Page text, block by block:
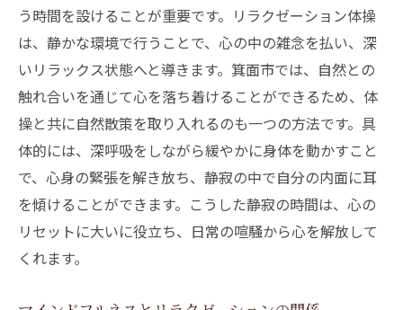
う時間を設けることが重要です。リラクゼーション体操
は、静かな環境で行うことで、心の中の雑念を払い、深
いリラックス状態へと導きます。箕面市では、自然との
触れ合いを通じて心を落ち着けることができるため、体
操と共に自然散策を取り入れるのも一つの方法です。具
体的には、深呼吸をしながら緩やかに身体を動かすこと
で、心身の緊張を解き放ち、静寂の中で自分の内面に耳
を傾けることができます。こうした静寂の時間は、心の
リセットに大いに役立ち、日常の喧騒から心を解放して
くれます。